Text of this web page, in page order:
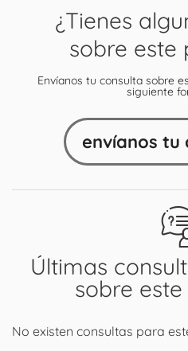
Últimas
sobre
No existen consultas para
¿Tienes
sobre este
Envíanos tu consulta sobre
siguiente
envíanos tu